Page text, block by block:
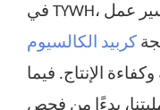
في TYWH، تلتزم كل خطوة من خطوات سير عمل
كربيد الكالسيوم
الإنتاج. فيما
بدءًا من فحص